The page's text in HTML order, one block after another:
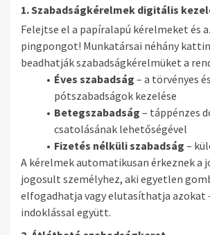
1. Szabadságkérelmek digitális
Felejtse el a papíralapú kérelmeket és
pingpongot! Munkatársai néhány
beadhatják szabadságkérelmüket a
Éves szabadság – a törvényes és
pótszabadságok kezelése
Betegszabadság – táppénzes
csatolásának lehetőségével
Fizetés nélküli szabadság –
A kérelmek automatikusan érkeznek a
jogosult személyhez, aki egyetlen
elfogadhatja vagy elutasíthatja azokat
indoklással együtt.